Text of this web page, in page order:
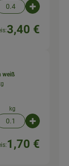
3,40 €
weiß
kg
1,70 €